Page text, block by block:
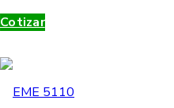
Cotizar